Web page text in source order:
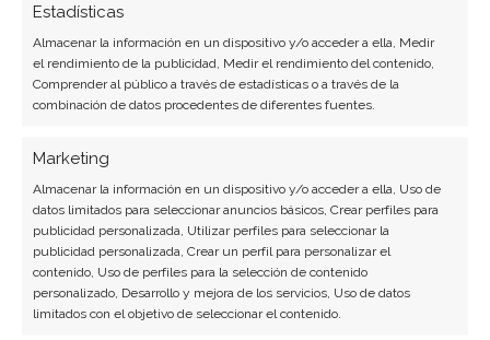
Estadísticas
Almacenar la información en un dispositivo y/o acceder a ella, Medir
el rendimiento de la publicidad, Medir el rendimiento del contenido,
Comprender al público a través de estadísticas o a través de la
combinación de datos procedentes de diferentes fuentes.
Marketing
Almacenar la información en un dispositivo y/o acceder a ella, Uso de
datos limitados para seleccionar anuncios básicos, Crear perfiles para
publicidad personalizada, Utilizar perfiles para seleccionar la
publicidad personalizada, Crear un perfil para personalizar el
contenido, Uso de perfiles para la selección de contenido
personalizado, Desarrollo y mejora de los servicios, Uso de datos
limitados con el objetivo de seleccionar el contenido.